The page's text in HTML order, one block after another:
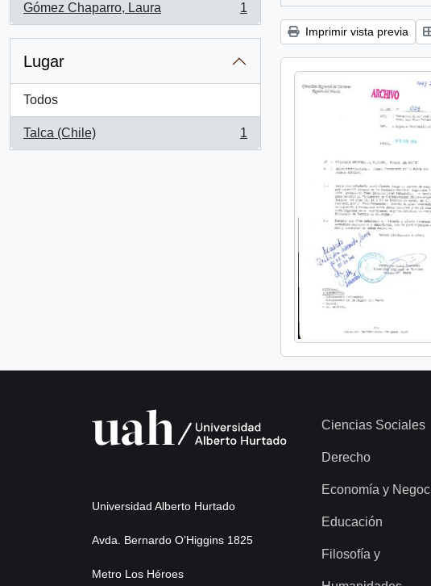
Gómez Chaparro, Laura
, 1 resultados
1
Lugar
Todos
Talca (Chile)
, 1 resultados
1
Imprimir vista previa
Universidad Alberto Hurtado
Avda. Bernardo O’Higgins 1825
Metro Los Héroes
Ciencias Sociales
Derecho
Economía y
Educación
Filosofía y